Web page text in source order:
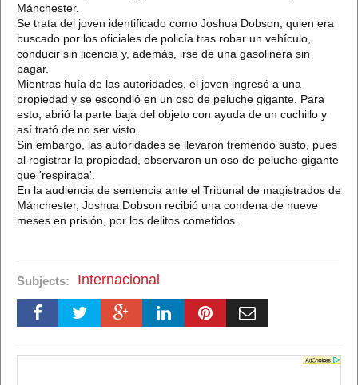
Mánchester.
Se trata del joven identificado como Joshua Dobson, quien era
buscado por los oficiales de policía tras robar un vehículo,
conducir sin licencia y, además, irse de una gasolinera sin
pagar.
Mientras huía de las autoridades, el joven ingresó a una
propiedad y se escondió en un oso de peluche gigante. Para
esto, abrió la parte baja del objeto con ayuda de un cuchillo y
así trató de no ser visto.
Sin embargo, las autoridades se llevaron tremendo susto, pues
al registrar la propiedad, observaron un oso de peluche gigante
que 'respiraba'.
En la audiencia de sentencia ante el Tribunal de magistrados de
Mánchester, Joshua Dobson recibió una condena de nueve
meses en prisión, por los delitos cometidos.
Subjects: Internacional